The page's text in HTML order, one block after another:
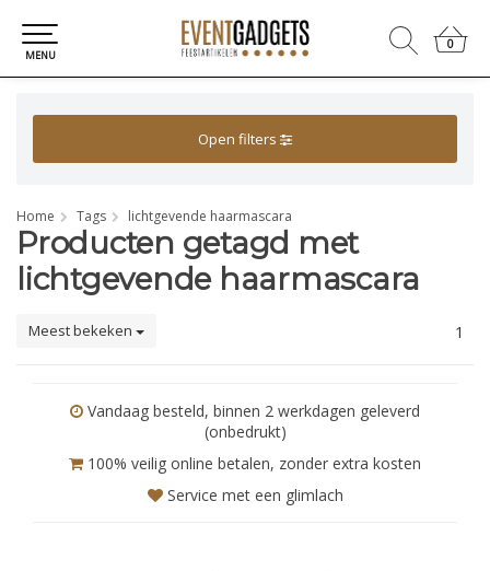
0
0
MENU
Open filters
Home Tags lichtgevende haarmascara
Producten getagd met
lichtgevende haarmascara
Meest bekeken 1
Vandaag besteld, binnen 2 werkdagen geleverd
(onbedrukt)
100% veilig online betalen, zonder extra kosten
Service met een glimlach